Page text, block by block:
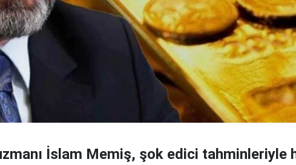
İslam Memiş, şok edici tahminleriyle